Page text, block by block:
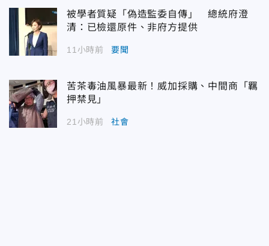
被學者質疑「偽造監委自傳」 總統府澄
清：已檢還原件、非府方提供
11小時前 要聞
苦茶毒油風暴最新！威加採購、中間商「羈
押禁見」
21小時前 社會